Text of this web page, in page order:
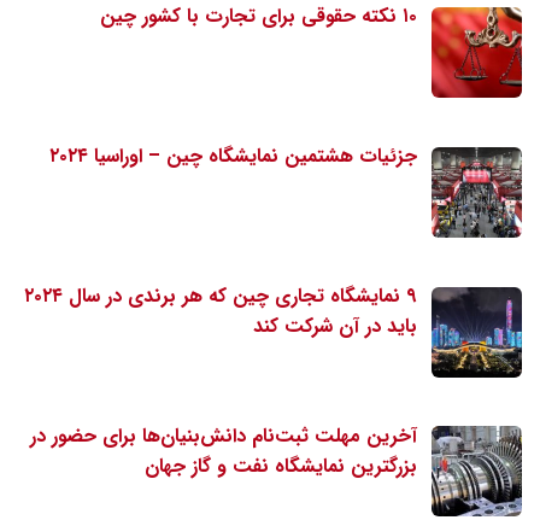
۱۰ نکته حقوقی برای تجارت با کشور چین
جزئیات هشتمین نمایشگاه چین – اوراسیا ۲۰۲۴
۹ نمایشگاه تجاری چین که هر برندی در سال ۲۰۲۴
باید در آن شرکت کند
آخرین مهلت ثبت‌نام دانش‌بنیان‌ها برای حضور در
بزرگترین نمایشگاه نفت و گاز جهان